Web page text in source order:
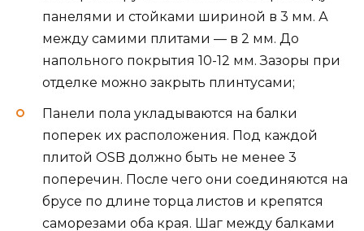
панелями и стойками шириной в 3 мм. А
между самими плитами — в 2 мм. До
напольного покрытия 10-12 мм. Зазоры при
отделке можно закрыть плинтусами;
Панели пола укладываются на балки
поперек их расположения. Под каждой
плитой OSB должно быть не менее 3
поперечин. После чего они соединяются на
брусе по длине торца листов и крепятся
саморезами оба края. Шаг между балками